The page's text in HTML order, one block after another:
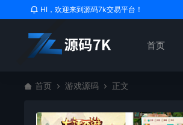
HI，欢迎来到源码7k交易平台！
首页
首页 游戏源码 正文